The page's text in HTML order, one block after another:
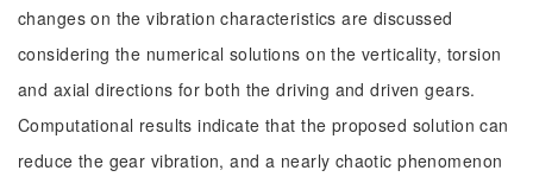
changes on the vibration characteristics are discussed
considering the numerical solutions on the verticality, torsion
and axial directions for both the driving and driven gears.
Computational results indicate that the proposed solution can
reduce the gear vibration, and a nearly chaotic phenomenon